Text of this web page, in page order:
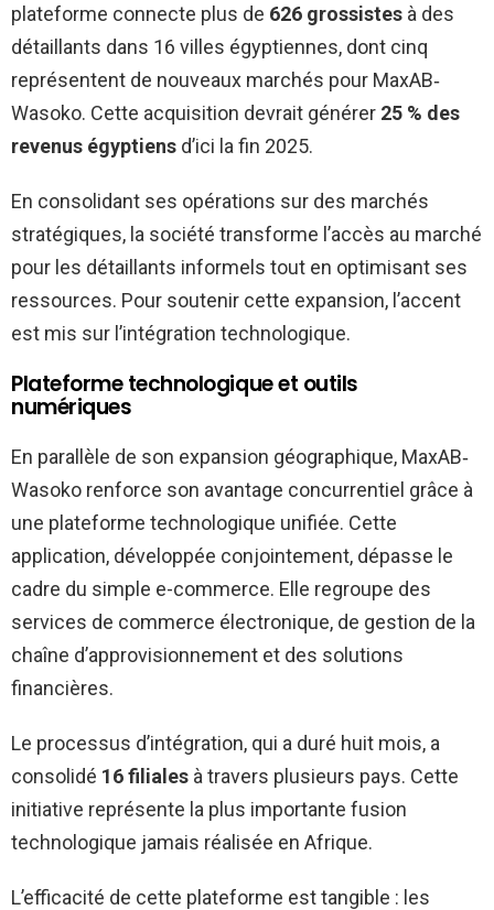
plateforme connecte plus de 626 grossistes à des
détaillants dans 16 villes égyptiennes, dont cinq
représentent de nouveaux marchés pour MaxAB‐
Wasoko. Cette acquisition devrait générer 25 % des
revenus égyptiens d’ici la fin 2025.
En consolidant ses opérations sur des marchés
stratégiques, la société transforme l’accès au marché
pour les détaillants informels tout en optimisant ses
ressources. Pour soutenir cette expansion, l’accent
est mis sur l’intégration technologique.
Plateforme technologique et outils
numériques
En parallèle de son expansion géographique, MaxAB‐
Wasoko renforce son avantage concurrentiel grâce à
une plateforme technologique unifiée. Cette
application, développée conjointement, dépasse le
cadre du simple e-commerce. Elle regroupe des
services de commerce électronique, de gestion de la
chaîne d’approvisionnement et des solutions
financières.
Le processus d’intégration, qui a duré huit mois, a
consolidé 16 filiales à travers plusieurs pays. Cette
initiative représente la plus importante fusion
technologique jamais réalisée en Afrique.
L’efficacité de cette plateforme est tangible : les